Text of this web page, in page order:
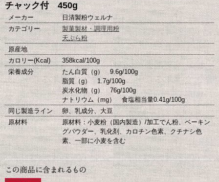
チャック付 450g
メーカー
日清製粉ウェルナ
カテゴリー
製菓製材・調理用粉
天ぷら粉
原産地
カロリー(Kcal)
358kcal/100g
栄養成分
たん白質（g） 9.6g/100g
脂質（g） 1.7g/100g
炭水化物（g） 76g/100g
ナトリウム（mg） 食塩相当量0.41g/100g
同じ製造ライン
卵、乳成分、大豆
原材料
原材料：小麦粉（国内製造）/加工でん粉、ベーキン
グパウダー、乳化剤、カロチン色素、クチナシ色
素、一部に小麦を含む